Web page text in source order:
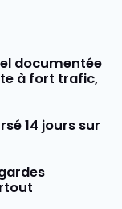
documentée
à fort trafic,
14 jourssur